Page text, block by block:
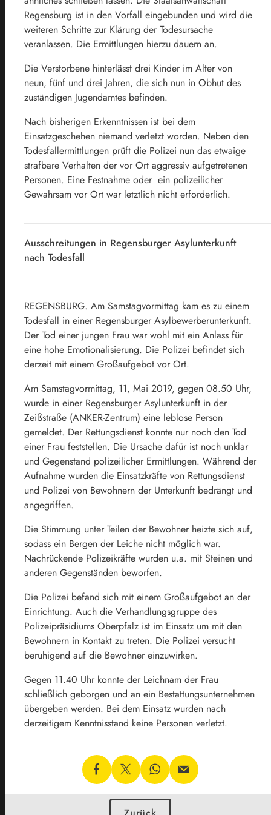
Regensburg ist in den Vorfall eingebunden und wird die
weiteren Schritte zur Klärung der Todesursache
veranlassen. Die Ermittlungen hierzu dauern an.
Die Verstorbene hinterlässt drei Kinder im Alter von
neun, fünf und drei Jahren, die sich nun in Obhut des
zuständigen Jugendamtes befinden.
Nach bisherigen Erkenntnissen ist bei dem
Einsatzgeschehen niemand verletzt worden. Neben den
Todesfallermittlungen prüft die Polizei nun das etwaige
strafbare Verhalten der vor Ort aggressiv aufgetretenen
Personen. Eine Festnahme oder ein polizeilicher
Gewahrsam vor Ort war letztlich nicht erforderlich.
Ausschreitungen in Regensburger Asylunterkunft
nach Todesfall
REGENSBURG. Am Samstagvormittag kam es zu einem
Todesfall in einer Regensburger Asylbewerberunterkunft.
Der Tod einer jungen Frau war wohl mit ein Anlass für
eine hohe Emotionalisierung. Die Polizei befindet sich
derzeit mit einem Großaufgebot vor Ort.
Am Samstagvormittag, 11, Mai 2019, gegen 08.50 Uhr,
wurde in einer Regensburger Asylunterkunft in der
Zeißstraße (ANKER-Zentrum) eine leblose Person
gemeldet. Der Rettungsdienst konnte nur noch den Tod
einer Frau feststellen. Die Ursache dafür ist noch unklar
und Gegenstand polizeilicher Ermittlungen. Während der
Aufnahme wurden die Einsatzkräfte von Rettungsdienst
und Polizei von Bewohnern der Unterkunft bedrängt und
angegriffen.
Die Stimmung unter Teilen der Bewohner heizte sich auf,
sodass ein Bergen der Leiche nicht möglich war.
Nachrückende Polizeikräfte wurden u.a. mit Steinen und
anderen Gegenständen beworfen.
Die Polizei befand sich mit einem Großaufgebot an der
Einrichtung. Auch die Verhandlungsgruppe des
Polizeipräsidiums Oberpfalz ist im Einsatz um mit den
Bewohnern in Kontakt zu treten. Die Polizei versucht
beruhigend auf die Bewohner einzuwirken.
Gegen 11.40 Uhr konnte der Leichnam der Frau
schließlich geborgen und an ein Bestattungsunternehmen
übergeben werden. Bei dem Einsatz wurden nach
derzeitigem Kenntnisstand keine Personen verletzt.